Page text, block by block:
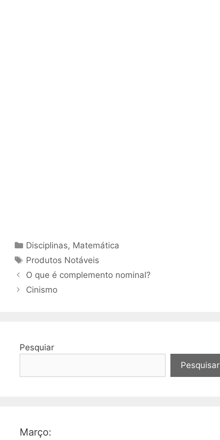
Categorias
Disciplinas, Matemática
Tags
Produtos Notáveis
O que é complemento nominal?
Cinismo
Pesquiar
Pesquisar
Março: